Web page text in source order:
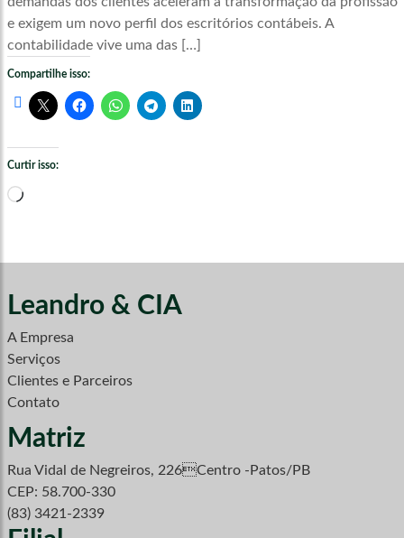
e exigem um novo perfil dos escritórios contábeis. A
contabilidade vive uma das […]
Compartilhe isso:
Curtir isso:
Carregando...
Leandro & CIA
A Empresa
Serviços
Clientes e Parceiros
Contato
Matriz
Rua Vidal de Negreiros, 226Centro -Patos/PB
CEP: 58.700-330
(83) 3421-2339